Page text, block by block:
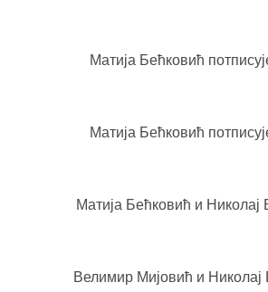
Матија Бећковић
Матија Бећковић
Матија Бећковић и Николај
Велимир Мијовић и Николај